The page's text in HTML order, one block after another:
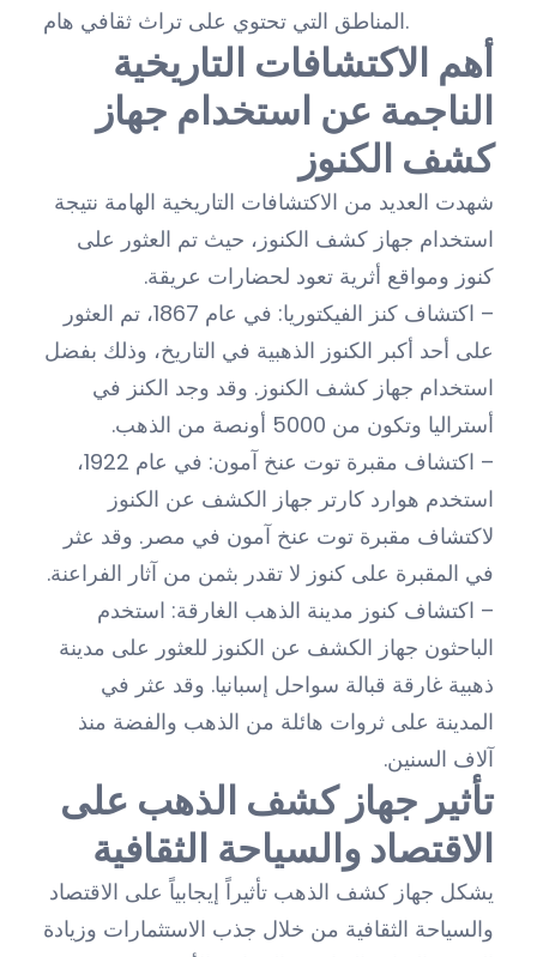
المناطق التي تحتوي على تراث ثقافي هام.
أهم الاكتشافات التاريخية
الناجمة عن استخدام جهاز
كشف الكنوز
شهدت العديد من الاكتشافات التاريخية الهامة نتيجة
استخدام جهاز كشف الكنوز، حيث تم العثور على
كنوز ومواقع أثرية تعود لحضارات عريقة.
– اكتشاف كنز الفيكتوريا: في عام 1867، تم العثور
على أحد أكبر الكنوز الذهبية في التاريخ، وذلك بفضل
استخدام جهاز كشف الكنوز. وقد وجد الكنز في
أستراليا وتكون من 5000 أونصة من الذهب.
– اكتشاف مقبرة توت عنخ آمون: في عام 1922،
استخدم هوارد كارتر جهاز الكشف عن الكنوز
لاكتشاف مقبرة توت عنخ آمون في مصر. وقد عثر
في المقبرة على كنوز لا تقدر بثمن من آثار الفراعنة.
– اكتشاف كنوز مدينة الذهب الغارقة: استخدم
الباحثون جهاز الكشف عن الكنوز للعثور على مدينة
ذهبية غارقة قبالة سواحل إسبانيا. وقد عثر في
المدينة على ثروات هائلة من الذهب والفضة منذ
آلاف السنين.
تأثير جهاز كشف الذهب على
الاقتصاد والسياحة الثقافية
يشكل جهاز كشف الذهب تأثيراً إيجابياً على الاقتصاد
والسياحة الثقافية من خلال جذب الاستثمارات وزيادة